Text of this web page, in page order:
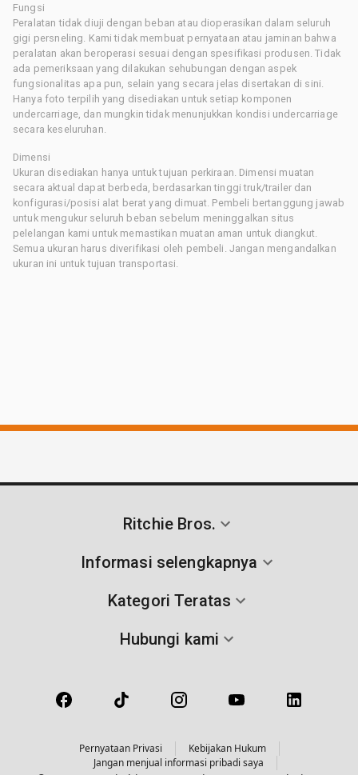
Fungsi
Peralatan tidak diuji dengan beban atau dioperasikan dalam seluruh
gigi persneling. Kami tidak membuat pernyataan atau jaminan bahwa
peralatan akan beroperasi sesuai dengan spesifikasi produsen. Tidak
ada pemeriksaan yang dilakukan sehubungan dengan aspek
fungsionalitas apa pun, selain yang secara jelas disertakan di sini.
Hanya foto terpilih yang disediakan untuk setiap komponen
undercarriage, dan mungkin tidak menunjukkan kondisi undercarriage
secara keseluruhan.
Dimensi
Ukuran disediakan hanya untuk tujuan perkiraan. Dimensi muatan
secara aktual dapat berbeda, berdasarkan tinggi truk/trailer dan
konfigurasi/posisi alat berat yang dimuat. Pembeli bertanggung jawab
untuk mengukur seluruh beban sebelum meninggalkan situs
pelelangan kami untuk memastikan muatan aman untuk diangkut.
Semua ukuran harus diverifikasi oleh pembeli. Jangan mengandalkan
ukuran ini untuk tujuan transportasi.
Ritchie Bros.
Informasi selengkapnya
Kategori Teratas
Hubungi kami
Pernyataan Privasi
Kebijakan Hukum
Jangan menjual informasi pribadi saya